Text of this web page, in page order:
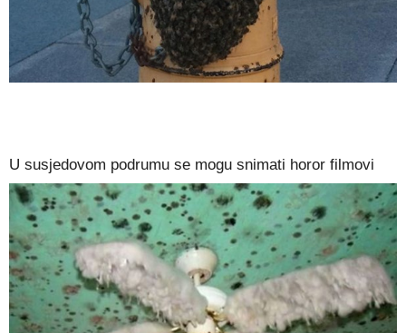
U susjedovom podrumu se mogu snimati horor filmovi